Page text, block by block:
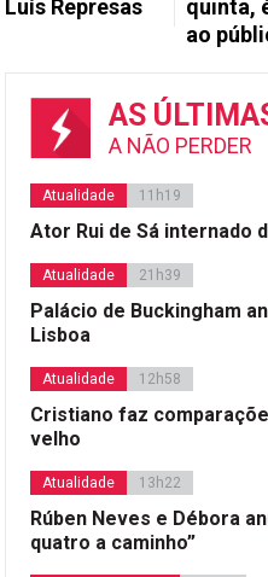
Luís Represas
quinta,
ao
AS
A NÃO PERDER
Atualidade 11h19
Ator Rui de Sá internado
Atualidade 21h39
Palácio de Buckingham
Lisboa
Atualidade 12h58
Cristiano faz
velho
Atualidade 13h22
Rúben Neves e Débora
quatro a caminho”